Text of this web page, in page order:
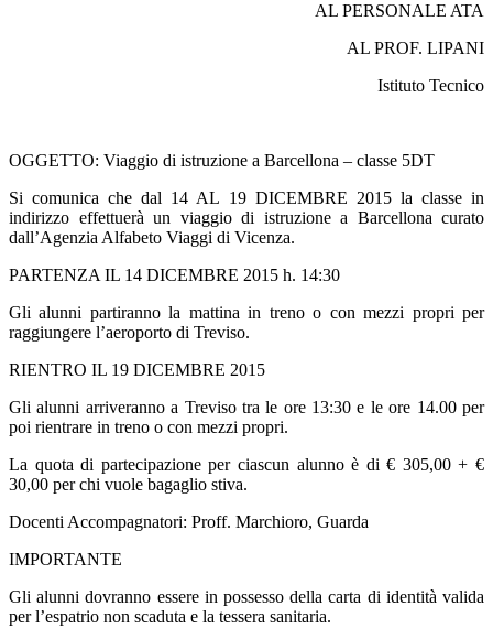
AL PERSONALE ATA
AL PROF. LIPANI
Istituto Tecnico
OGGETTO: Viaggio di istruzione a Barcellona – classe 5DT
Si comunica che dal 14 AL 19 DICEMBRE 2015 la classe in
indirizzo effettuerà un viaggio di istruzione a Barcellona curato
dall’Agenzia Alfabeto Viaggi di Vicenza.
PARTENZA IL 14 DICEMBRE 2015 h. 14:30
Gli alunni partiranno la mattina in treno o con mezzi propri per
raggiungere l’aeroporto di Treviso.
RIENTRO IL 19 DICEMBRE 2015
Gli alunni arriveranno a Treviso tra le ore 13:30 e le ore 14.00 per
poi rientrare in treno o con mezzi propri.
La quota di partecipazione per ciascun alunno è di € 305,00 + €
30,00 per chi vuole bagaglio stiva.
Docenti Accompagnatori: Proff. Marchioro, Guarda
IMPORTANTE
Gli alunni dovranno essere in possesso della carta di identità valida
per l’espatrio non scaduta e la tessera sanitaria.